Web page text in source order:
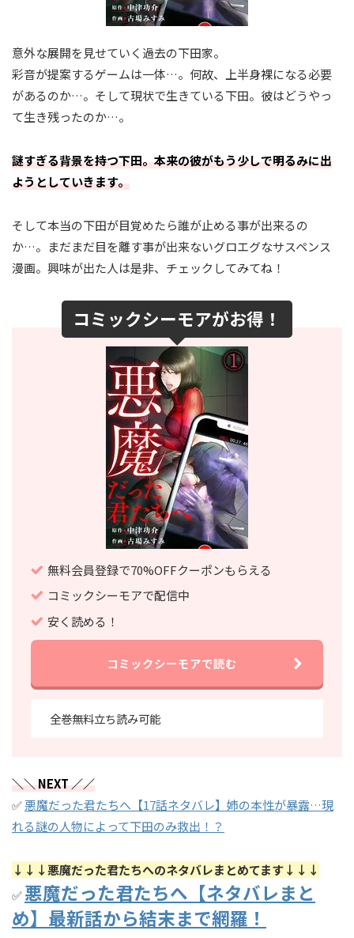
意外な展開を見せていく過去の下田家。
彩音が提案するゲームは一体…。何故、上半身裸になる必要
があるのか…。そして現状で生きている下田。彼はどうやっ
て生き残ったのか…。
謎すぎる背景を持つ下田。本来の彼がもう少しで明るみに出
ようとしていきます。
そして本当の下田が目覚めたら誰が止める事が出来るの
か…。まだまだ目を離す事が出来ないグロエグなサスペンス
漫画。興味が出た人は是非、チェックしてみてね！
コミックシーモアがお得！
無料会員登録で70%OFFクーポンもらえる
コミックシーモアで配信中
安く読める！
コミックシーモアで読む
全巻無料立ち読み可能
＼＼ NEXT ／／
✅悪魔だった君たちへ【17話ネタバレ】姉の本性が暴露…現
れる謎の人物によって下田のみ救出！？
↓↓↓悪魔だった君たちへのネタバレまとめてます↓↓↓
✅悪魔だった君たちへ【ネタバレまと
め】最新話から結末まで網羅！